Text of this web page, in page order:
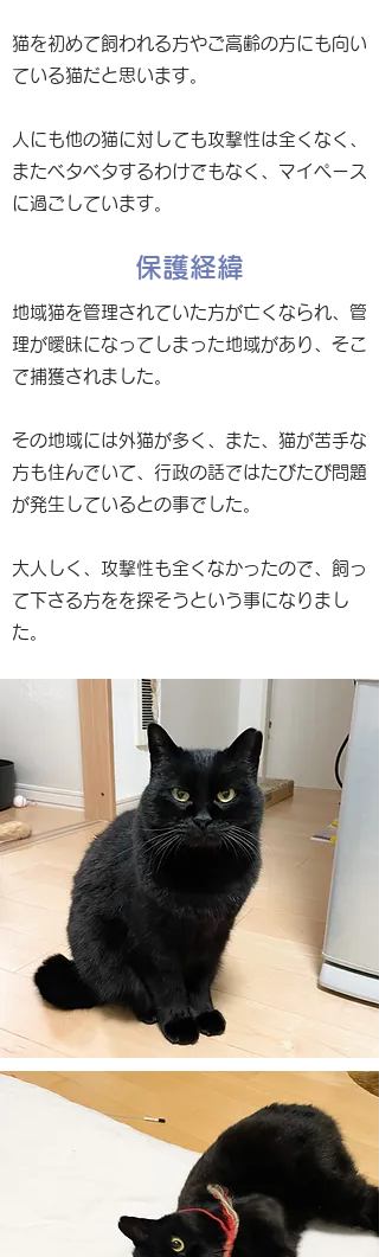
猫を初めて飼われる方やご高齢の方にも向い
ている猫だと思います。
人にも他の猫に対しても攻撃性は全くなく、
またベタベタするわけでもなく、マイペース
に過ごしています。
保護経緯
地域猫を管理されていた方が亡くなられ、管
理が曖昧になってしまった地域があり、そこ
で捕獲されました。
その地域には外猫が多く、また、猫が苦手な
方も住んでいて、行政の話ではたびたび問題
が発生しているとの事でした。
大人しく、攻撃性も全くなかったので、飼っ
て下さる方をを探そうという事になりまし
た。